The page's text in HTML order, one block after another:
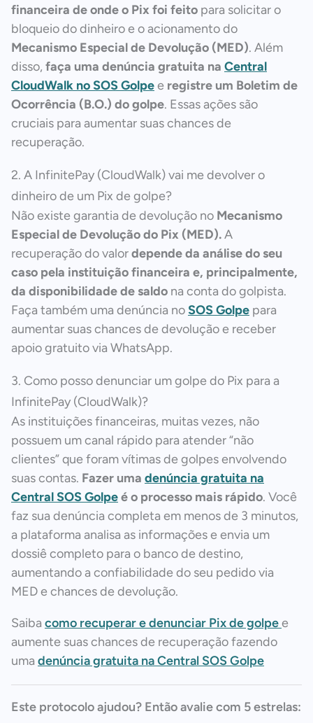
financeira de onde o Pix foi feito para solicitar o
bloqueio do dinheiro e o acionamento do
Mecanismo Especial de Devolução (MED). Além
disso, faça uma denúncia gratuita na Central
CloudWalk no SOS Golpee registre um Boletim de
Ocorrência (B.O.) do golpe. Essas ações são
cruciais para aumentar suas chances de
recuperação.
2. A InfinitePay (CloudWalk) vai me devolver o
dinheiro de um Pix de golpe?
Não existe garantia de devolução no Mecanismo
Especial de Devolução do Pix (MED).A
recuperação do valordepende da análise do seu
caso pela instituição financeira e, principalmente,
da disponibilidade de saldo na conta do golpista.
Faça também uma denúncia noSOS Golpe para
aumentar suas chances de devolução e receber
apoio gratuito via WhatsApp.
3. Como posso denunciar um golpe do Pix para a
InfinitePay (CloudWalk)?
As instituições financeiras, muitas vezes, não
possuem um canal rápido para atender “não
clientes” que foram vítimas de golpes envolvendo
suas contas. Fazer uma denúncia gratuita na
Central SOS Golpeé o processo mais rápido. Você
faz sua denúncia completa em menos de 3 minutos,
a plataforma analisa as informações e envia um
dossiê completo para o banco de destino,
aumentando a confiabilidade do seu pedido via
MED e chances de devolução.​
Saiba como recuperar e denunciar Pix de golpee
aumente suas chances de recuperação fazendo
uma denúncia gratuita na Central SOS Golpe
Este protocolo ajudou? Então avalie com 5 estrelas: